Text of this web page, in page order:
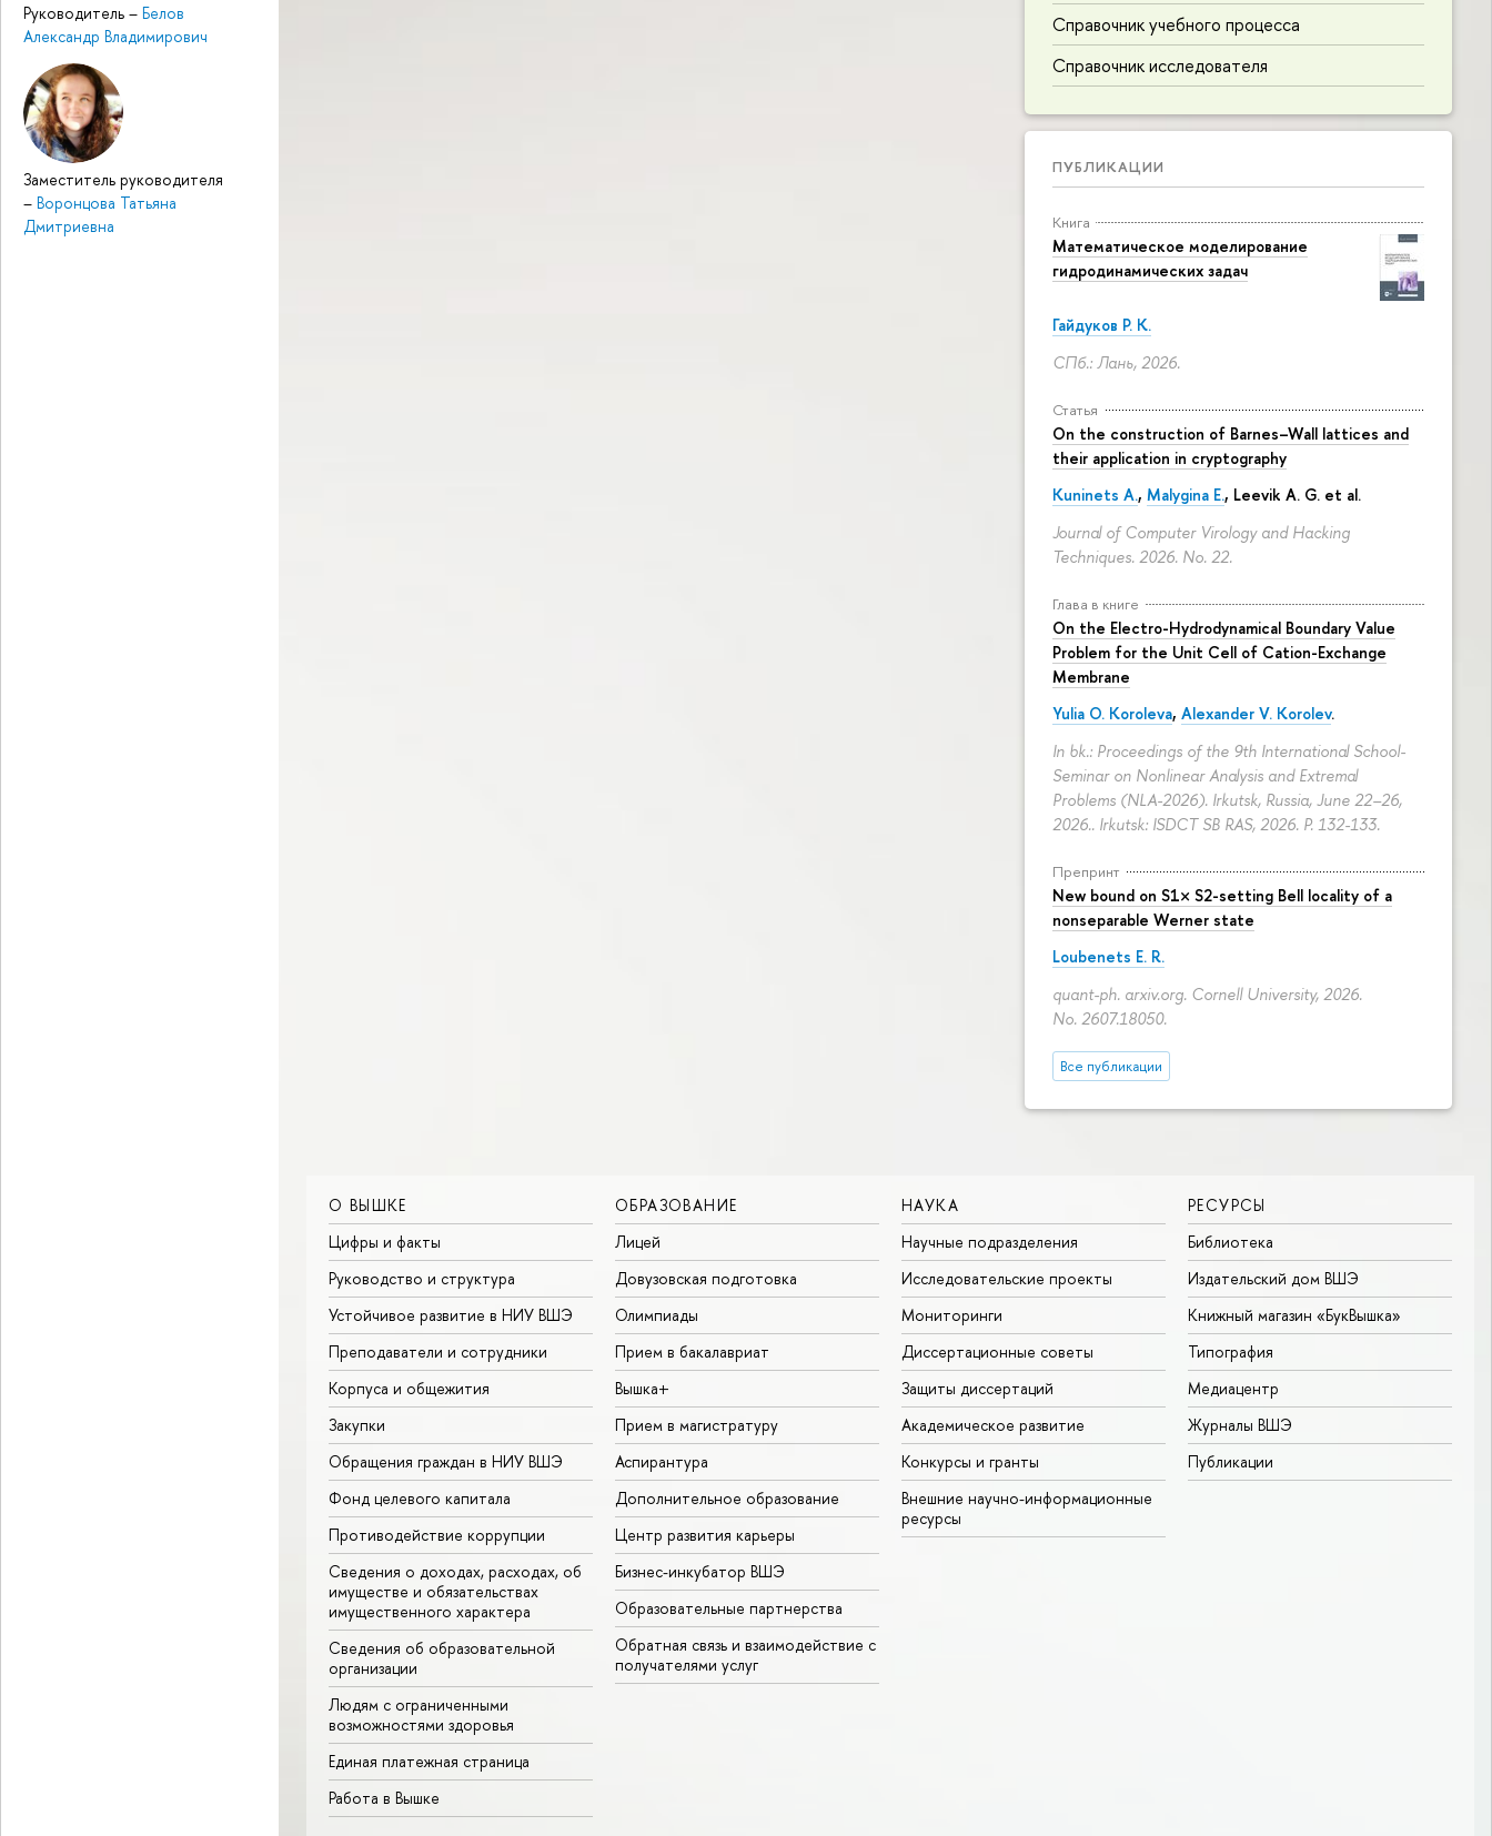
Руководитель – Белов
Александр Владимирович
Заместитель руководителя
– Воронцова Татьяна
Дмитриевна
Справочник учебного процесса
Справочник исследователя
ПУБЛИКАЦИИ
Книга
Математическое моделирование
гидродинамических задач
Гайдуков Р. К.
СПб.: Лань, 2026.
Статья
On the construction of Barnes–Wall lattices and
their application in cryptography
Kuninets A., Malygina E., Leevik A. G. et al.
Journal of Computer Virology and Hacking
Techniques. 2026. No. 22.
Глава в книге
On the Electro-Hydrodynamical Boundary Value
Problem for the Unit Cell of Cation-Exchange
Membrane
Yulia O. Koroleva, Alexander V. Korolev.
In bk.: Proceedings of the 9th International School-
Seminar on Nonlinear Analysis and Extremal
Problems (NLA-2026). Irkutsk, Russia, June 22–26,
2026.. Irkutsk: ISDCT SB RAS, 2026. P. 132-133.
Препринт
New bound on S1× S2-setting Bell locality of a
nonseparable Werner state
Loubenets E. R.
quant-ph. arxiv.org. Cornell University, 2026.
No. 2607.18050.
Все публикации
О ВЫШКЕ
Цифры и факты
Руководство и структура
Устойчивое развитие в НИУ ВШЭ
Преподаватели и сотрудники
Корпуса и общежития
Закупки
Обращения граждан в НИУ ВШЭ
Фонд целевого капитала
Противодействие коррупции
Сведения о доходах, расходах, об
имуществе и обязательствах
имущественного характера
Сведения об образовательной
организации
Людям с ограниченными
возможностями здоровья
Единая платежная страница
Работа в Вышке
ОБРАЗОВАНИЕ
Лицей
Довузовская подготовка
Олимпиады
Прием в бакалавриат
Вышка+
Прием в магистратуру
Аспирантура
Дополнительное образование
Центр развития карьеры
Бизнес-инкубатор ВШЭ
Образовательные партнерства
Обратная связь и взаимодействие с
получателями услуг
НАУКА
Научные подразделения
Исследовательские проекты
Мониторинги
Диссертационные советы
Защиты диссертаций
Академическое развитие
Конкурсы и гранты
Внешние научно-информационные
ресурсы
РЕСУРСЫ
Библиотека
Издательский дом ВШЭ
Книжный магазин «БукВышка»
Типография
Медиацентр
Журналы ВШЭ
Публикации